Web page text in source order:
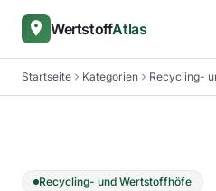
WertstoffAtlas
Startseite Kategorien Recycling-
Recycling- und Wertstoffhöfe